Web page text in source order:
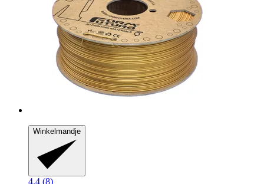
Winkelmandje
4.4 (8)